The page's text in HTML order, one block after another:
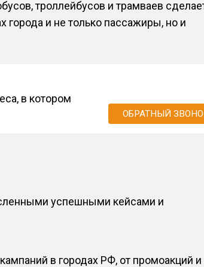
троллейбусов и трамваев
города и не только пассажиры, но и
в котором
ОБРАТНЫЙ
успешными кейсами и
в городах РФ, от промоакций и